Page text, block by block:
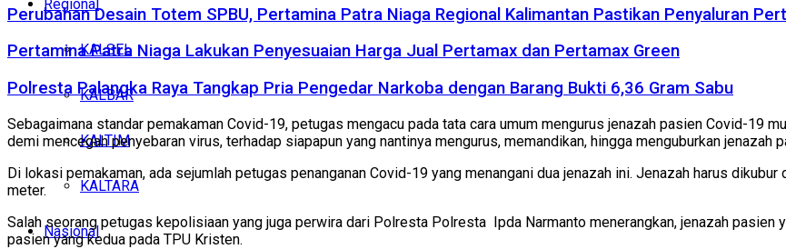
Regional
KALSEL
KALBAR
KALTIM
KALTARA
Nasional
Perubahan Desain Totem SPBU, Pertamina Patra Niaga Regional Kalimantan Pastikan Penyaluran
Pertamina Patra Niaga Lakukan Penyesuaian Harga Jual Pertamax dan Pertamax Green
Polresta Palangka Raya Tangkap Pria Pengedar Narkoba dengan Barang Bukti 6,36 Gram Sabu
Sebagaimana standar pemakaman Covid-19, petugas mengacu pada tata cara umum mengurus jenazah pasien Covid-19
demi mencegah penyebaran virus, terhadap siapapun yang nantinya mengurus, memandikan, hingga menguburkan jenazah
Di lokasi pemakaman, ada sejumlah petugas penanganan Covid-19 yang menangani dua jenazah ini. Jenazah harus
meter.
Salah seorang petugas kepolisiaan yang juga perwira dari Polresta Polresta Ipda Narmanto menerangkan, jenazah pasien
pasien yang kedua pada TPU Kristen.